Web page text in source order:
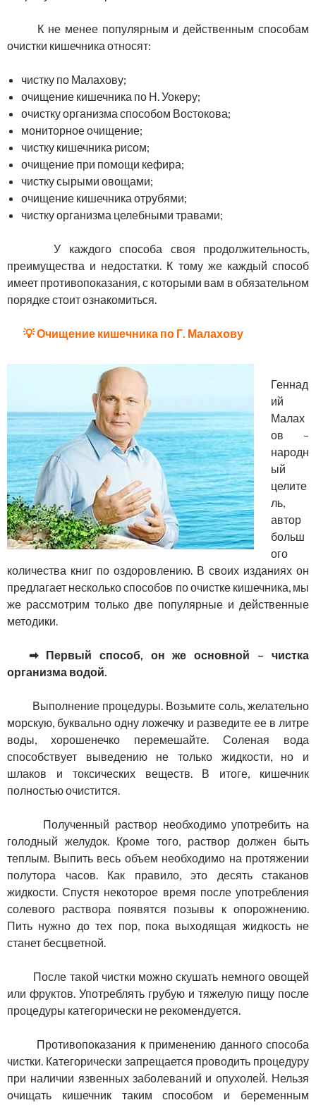
К не менее популярным и действенным способам
очистки кишечника относят:
чистку по Малахову;
очищение кишечника по Н. Уокеру;
очистку организма способом Востокова;
мониторное очищение;
чистку кишечника рисом;
очищение при помощи кефира;
чистку сырыми овощами;
очищение кишечника отрубями;
чистку организма целебными травами;
У каждого способа своя продолжительность,
преимущества и недостатки. К тому же каждый способ
имеет противопоказания, с которыми вам в обязательном
порядке стоит ознакомиться.
💡 Очищение кишечника по Г. Малахову
Геннад
ий
Малах
ов –
народн
ый
целите
ль,
автор
больш
ого
количества книг по оздоровлению. В своих изданиях он
предлагает несколько способов по очистке кишечника, мы
же рассмотрим только две популярные и действенные
методики.
➡ Первый способ, он же основной – чистка
организма водой.
Выполнение процедуры. Возьмите соль, желательно
морскую, буквально одну ложечку и разведите ее в литре
воды, хорошенечко перемешайте. Соленая вода
способствует выведению не только жидкости, но и
шлаков и токсических веществ. В итоге, кишечник
полностью очистится.
Полученный раствор необходимо употребить на
голодный желудок. Кроме того, раствор должен быть
теплым. Выпить весь объем необходимо на протяжении
полутора часов. Как правило, это десять стаканов
жидкости. Спустя некоторое время после употребления
солевого раствора появятся позывы к опорожнению.
Пить нужно до тех пор, пока выходящая жидкость не
станет бесцветной.
После такой чистки можно скушать немного овощей
или фруктов. Употреблять грубую и тяжелую пищу после
процедуры категорически не рекомендуется.
Противопоказания к применению данного способа
чистки. Категорически запрещается проводить процедуру
при наличии язвенных заболеваний и опухолей. Нельзя
очищать кишечник таким способом и беременным